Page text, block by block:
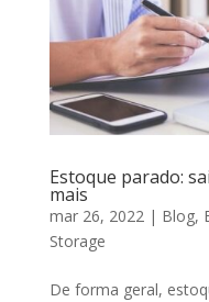
Estoque parado:
mais
mar 26, 2022| Blog,
Storage
De forma geral,